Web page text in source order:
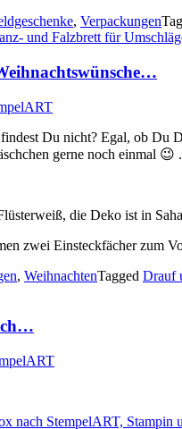
, Verpackungen
und Falzbrett für
Du nicht? Egal, ob Du
gerne noch einmal
die Deko ist in
zwei Einsteckfächer zum
, WeihnachtenTagged Drauf